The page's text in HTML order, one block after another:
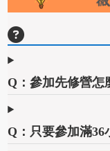
Q：參加先修營怎
Q：只要參加滿36